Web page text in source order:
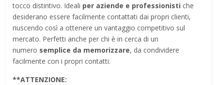
tocco distintivo. Ideali per aziende e professionisti che
desiderano essere facilmente contattati dai propri clienti,
riuscendo così a ottenere un vantaggio competitivo sul
mercato. Perfetti anche per chi è in cerca di un
numero semplice da memorizzare, da condividere
facilmente con i propri contatti.
**ATTENZIONE: